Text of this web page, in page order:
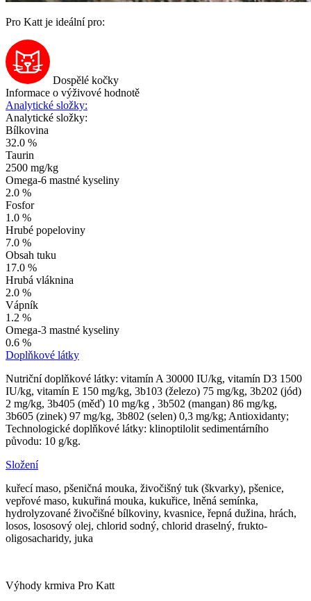
Pro Katt je ideální pro:
Dospělé kočky
Informace o výživové hodnotě
Analytické složky:
Analytické složky:
Bílkovina
32.0 %
Taurin
2500 mg/kg
Omega-6 mastné kyseliny
2.0 %
Fosfor
1.0 %
Hrubé popeloviny
7.0 %
Obsah tuku
17.0 %
Hrubá vláknina
2.0 %
Vápník
1.2 %
Omega-3 mastné kyseliny
0.6 %
Doplňkové látky
Nutriční doplňkové látky: vitamín A 30000 IU/kg, vitamín D3 1500
IU/kg, vitamín E 150 mg/kg, 3b103 (železo) 75 mg/kg, 3b202 (jód)
2 mg/kg, 3b405 (měď) 10 mg/kg , 3b502 (mangan) 86 mg/kg,
3b605 (zinek) 97 mg/kg, 3b802 (selen) 0,3 mg/kg; Antioxidanty;
Technologické doplňkové látky: klinoptilolit sedimentárního
původu: 10 g/kg.
Složení
kuřecí maso, pšeničná mouka, živočišný tuk (škvarky), pšenice,
vepřové maso, kukuřiná mouka, kukuřice, lněná semínka,
hydrolyzované živočišné bílkoviny, kvasnice, řepná dužina, hrách,
losos, lososový olej, chlorid sodný, chlorid draselný, frukto-
oligosacharidy, juka
Výhody krmiva Pro Katt